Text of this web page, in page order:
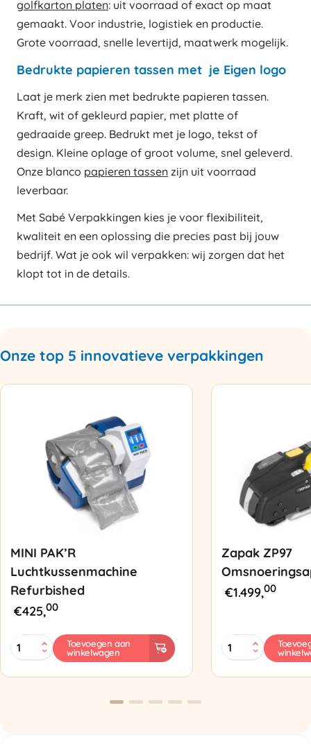
golfkarton platen: uit voorraad of exact op maat
gemaakt. Voor industrie, logistiek en productie.
Grote voorraad, snelle levertijd, maatwerk mogelijk.
Bedrukte papieren tassen met je Eigen logo
Laat je merk zien met bedrukte papieren tassen.
Kraft, wit of gekleurd papier, met platte of
gedraaide greep. Bedrukt met je logo, tekst of
design. Kleine oplage of groot volume, snel geleverd.
Onze blanco papieren tassen zijn uit voorraad
leverbaar.
Met Sabé Verpakkingen kies je voor flexibiliteit,
kwaliteit en een oplossing die precies past bij jouw
bedrijf. Wat je ook wil verpakken: wij zorgen dat het
klopt tot in de details.
Onze top 5 innovatieve verpakkingen
MINI PAK’R
Luchtkussenmachine
Refurbished
€425,00
MINI
PAK'R
Refurbished
Toevoegen aan
winkelwagen
Zapak ZP97
€1.499,00
Zapak
ZP97
aantal